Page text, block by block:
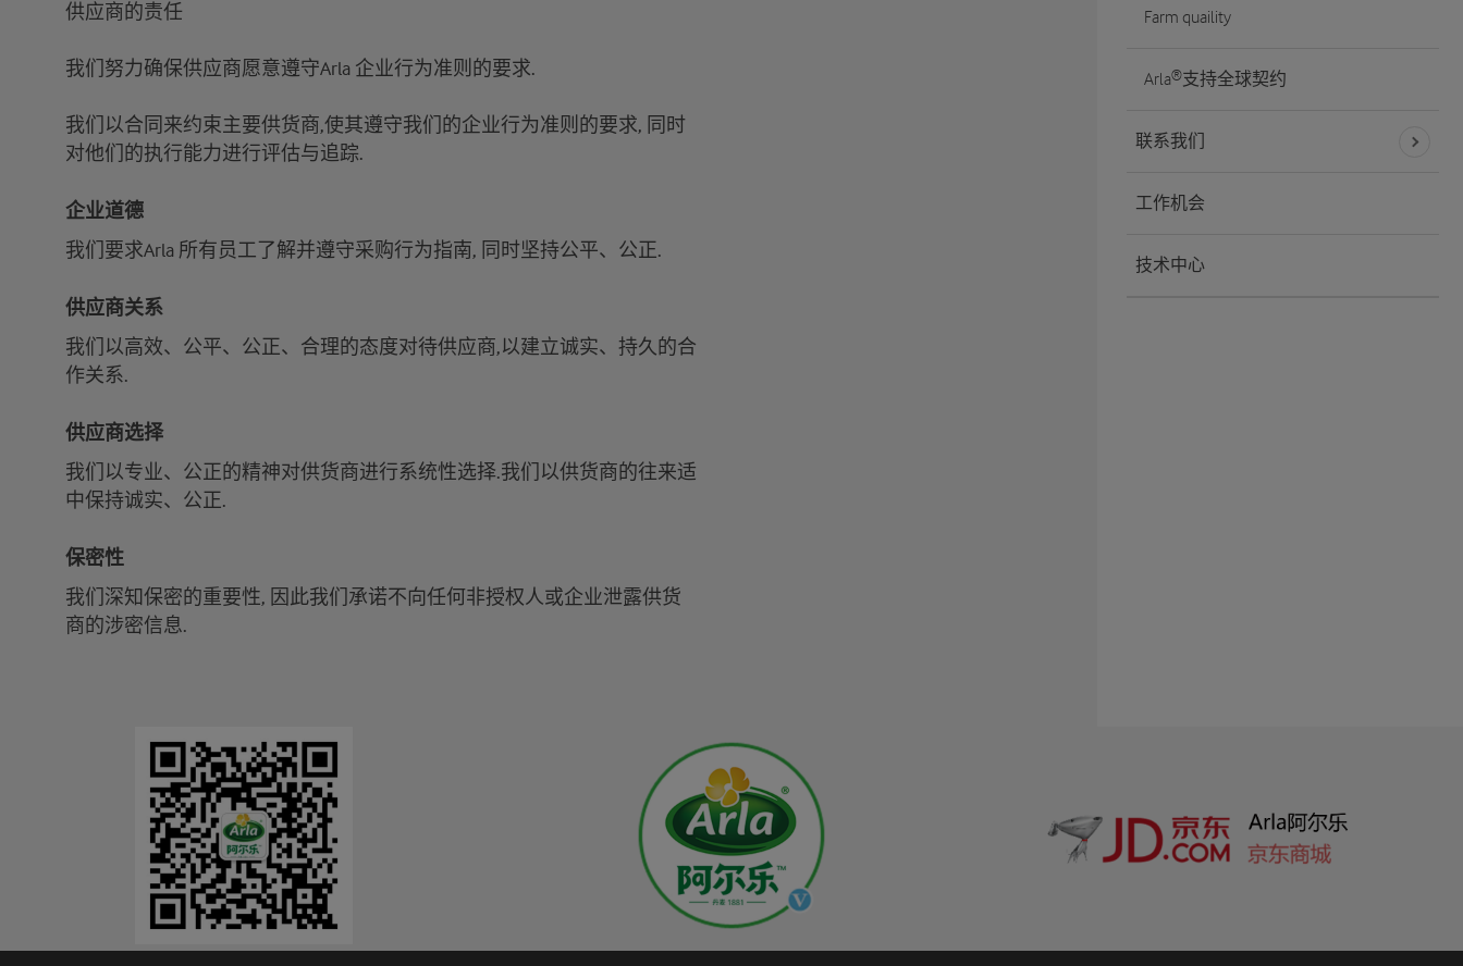
供应商的责任
我们努力确保供应商愿意遵守Arla 企业行为准则的要求.
我们以合同来约束主要供货商,使其遵守我们的企业行为准则的要求, 同时
对他们的执行能力进行评估与追踪.
企业道德
我们要求Arla 所有员工了解并遵守采购行为指南, 同时坚持公平、公正.
供应商关系
我们以高效、公平、公正、合理的态度对待供应商,以建立诚实、持久的合
作关系.
供应商选择
我们以专业、公正的精神对供货商进行系统性选择.我们以供货商的往来适
中保持诚实、公正.
保密性
我们深知保密的重要性, 因此我们承诺不向任何非授权人或企业泄露供货
商的涉密信息.
Farm quaility
Arla®支持全球契约
联系我们
工作机会
技术中心